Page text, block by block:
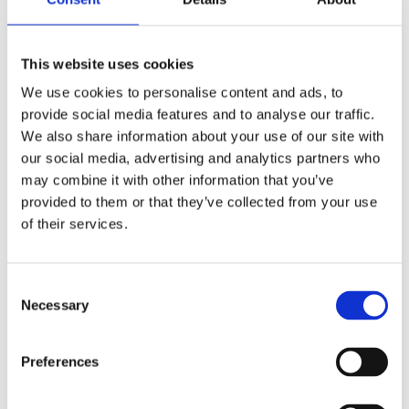
This website uses cookies
We use cookies to personalise content and ads, to
provide social media features and to analyse our traffic.
We also share information about your use of our site with
our social media, advertising and analytics partners who
may combine it with other information that you’ve
provided to them or that they’ve collected from your use
of their services.
Necessary
Preferences
Kuryakyn Momentum
Hitchhiker trunk rack bag,
2 445
Lägg till i favoriter
Burly Voyager sissy bar
Lägg till i favoriter